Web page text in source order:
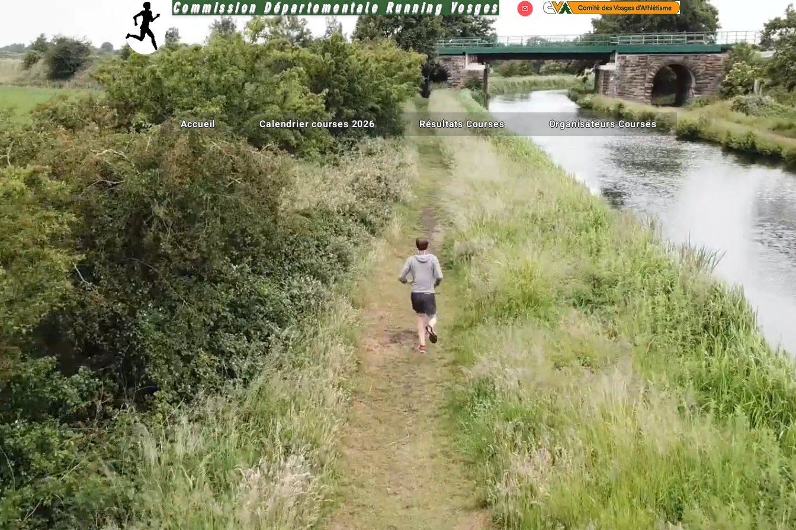
Commission Départementale Running Vosges
Accueil Calendrier courses 2026 Résultats Courses Organisateurs Courses